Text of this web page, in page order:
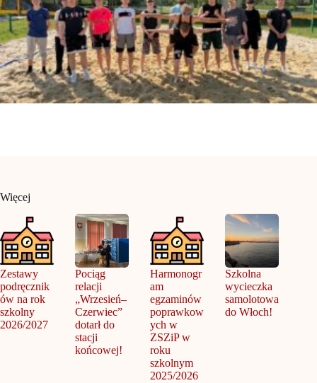
Więcej
Zestawy
podręcznik
ów na rok
szkolny
2026/2027
Pociąg
relacji
„Wrzesień–
Czerwiec”
dotarł do
stacji
końcowej!
Harmonogr
am
egzaminów
poprawkow
ych w
ZSZiP w
roku
szkolnym
2025/2026
Szkolna
wycieczka
samolotowa
do Włoch!